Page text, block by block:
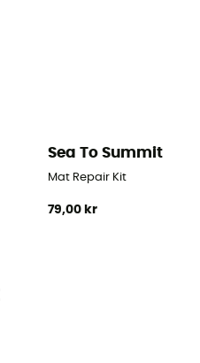
Sea To Summit
Mat Repair Kit
79,00 kr